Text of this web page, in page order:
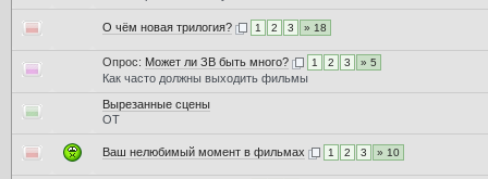
О чём новая трилогия? 1 2 3 » 18
Опрос: Может ли ЗВ быть много? 1 2 3 » 5
Как часто должны выходить фильмы
Вырезанные сцены
ОТ
Ваш нелюбимый момент в фильмах 1 2 3 » 10